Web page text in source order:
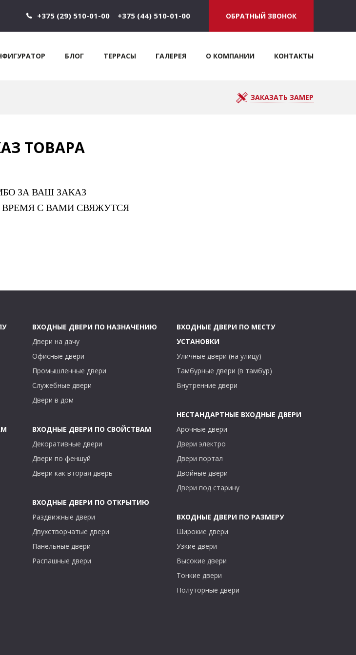
ОБРАТНЫЙ ЗВОНОК
+375 (29) 510-01-00 +375 (44) 510-01-00
БЛОГ ТЕРРАСЫ ГАЛЕРЕЯ О КОМПАНИИ КОНТАКТЫ
ЗАКАЗАТЬ ЗАМЕР
ТОВАРА
ЗА ВАШ ЗАКАЗ
С ВАМИ СВЯЖУТСЯ
ВХОДНЫЕ ДВЕРИ ПО НАЗНАЧЕНИЮ
Двери на дачу
Офисные двери
Промышленные двери
Служебные двери
Двери в дом
ВХОДНЫЕ ДВЕРИ ПО СВОЙСТВАМ
Декоративные двери
Двери по феншуй
Двери как вторая дверь
ВХОДНЫЕ ДВЕРИ ПО ОТКРЫТИЮ
Раздвижные двери
Двухстворчатые двери
Панельные двери
Распашные двери
ВХОДНЫЕ ДВЕРИ ПО МЕСТУ
УСТАНОВКИ
Уличные двери (на улицу)
Тамбурные двери (в тамбур)
Внутренние двери
НЕСТАНДАРТНЫЕ ВХОДНЫЕ ДВЕРИ
Арочные двери
Двери электро
Двери портал
Двойные двери
Двери под старину
ВХОДНЫЕ ДВЕРИ ПО РАЗМЕРУ
Широкие двери
Узкие двери
Высокие двери
Тонкие двери
Полуторные двери